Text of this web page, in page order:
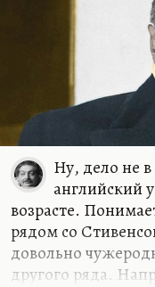
Ну, дело не
английский
возрасте.
рядом со
довольно
другого ряда.